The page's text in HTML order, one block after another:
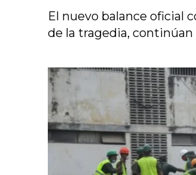
El nuevo balance oficial
de la tragedia,